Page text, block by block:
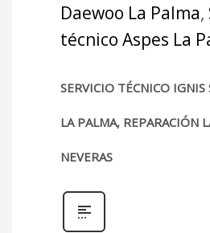
Daewoo La Palma,
técnico Aspes La
SERVICIO TÉCNICO IGNIS
LA PALMA, REPARACIÓN
NEVERAS